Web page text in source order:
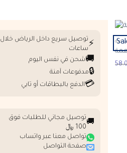
⚡
توصيل سريع داخل الرياض خلال
ساعات
🚚شحن في نفس اليوم
🔒مدفوعات آمنة
💳الدفع بالبطاقات أو تابي
🚚
توصيل مجاني للطلبات فوق
100 ﷼
تواصل معنا عبر واتساب
صفحة التواصل